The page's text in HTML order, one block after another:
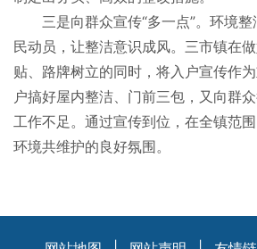
三是向群众宣传“多一点”。环境整
民动员，让整洁意识成风。三市镇在
贴、路牌树立的同时，将入户宣传作
户搞好屋内整洁、门前三包，又向群
工作不足。通过宣传到位，在全镇范围
环境共维护的良好氛围。